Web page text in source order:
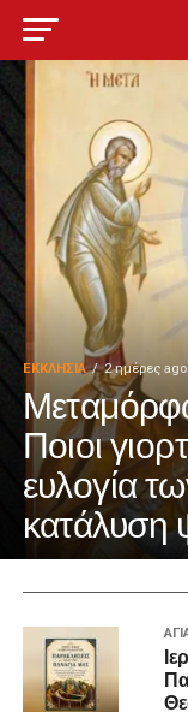
ΕΚΚΛΗΣΊΑ 2 ημέρες ago
Ποιοι
ευλογία
κατάλυση